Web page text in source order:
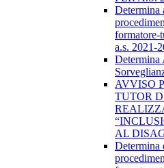
Determina
formatore-
a.s. 2021-
Determina
AVVISO
TUTOR
AL
Determina